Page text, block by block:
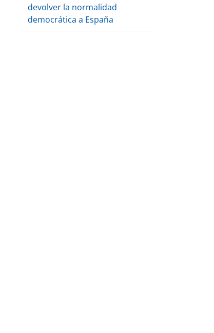
devolver la normalidad
democrática a España